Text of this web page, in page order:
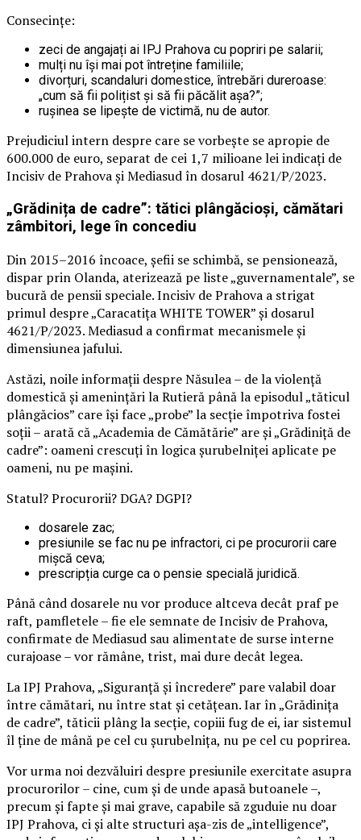
Consecințe:
zeci de angajați ai IPJ Prahova cu popriri pe salarii;
mulți nu își mai pot întreține familiile;
divorțuri, scandaluri domestice, întrebări dureroase:
„cum să fii polițist și să fii păcălit așa?”;
rușinea se lipește de victimă, nu de autor.
Prejudiciul intern despre care se vorbește se apropie de
600.000 de euro, separat de cei 1,7 milioane lei indicați de
Incisiv de Prahova și Mediasud în dosarul 4621/P/2023.
„Grădinița de cadre”: tătici plângăcioși, cămătari
zâmbitori, lege în concediu
Din 2015–2016 încoace, șefii se schimbă, se pensionează,
dispar prin Olanda, aterizează pe liste „guvernamentale”, se
bucură de pensii speciale. Incisiv de Prahova a strigat
primul despre „Caracatița WHITE TOWER” și dosarul
4621/P/2023. Mediasud a confirmat mecanismele și
dimensiunea jafului.
Astăzi, noile informații despre Năsulea – de la violență
domestică și amenințări la Rutieră până la episodul „tăticul
plângăcios” care își face „probe” la secție împotriva fostei
soții – arată că „Academia de Cămătărie” are și „Grădiniță de
cadre”: oameni crescuți în logica șurubelniței aplicate pe
oameni, nu pe mașini.
Statul? Procurorii? DGA? DGPI?
dosarele zac;
presiunile se fac nu pe infractori, ci pe procurorii care
mișcă ceva;
prescripția curge ca o pensie specială juridică.
Până când dosarele nu vor produce altceva decât praf pe
raft, pamfletele – fie ele semnate de Incisiv de Prahova,
confirmate de Mediasud sau alimentate de surse interne
curajoase – vor rămâne, trist, mai dure decât legea.
La IPJ Prahova, „Siguranță și încredere” pare valabil doar
între cămătari, nu între stat și cetățean. Iar în „Grădinița
de cadre”, tăticii plâng la secție, copiii fug de ei, iar sistemul
îl ține de mână pe cel cu șurubelnița, nu pe cel cu poprirea.
Vor urma noi dezvăluiri despre presiunile exercitate asupra
procurorilor – cine, cum și de unde apasă butoanele –,
precum și fapte și mai grave, capabile să zguduie nu doar
IPJ Prahova, ci și alte structuri așa-zis de „intelligence”,